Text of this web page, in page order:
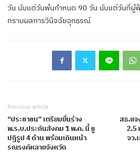
วัน นับแต่วันพ้นกำหนด 90 วัน นับแต่วันที่ผู้
ทราบผลการวินิจฉัยอุทธรณ์
Previous article
“ประชาชน” เตรียมยื่นร่าง
พ.ร.บ.ประกันสังคม 1 พ.ค. นี้ ชู
ปฏิรูป 4 ด้าน พร้อมเดินหน้า
รณรงค์หลายจังหวัด
สธ.แจ
2.5
จว.